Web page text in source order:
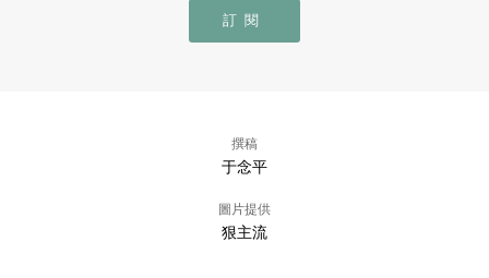
訂閱
撰稿
于念平
圖片提供
狠主流